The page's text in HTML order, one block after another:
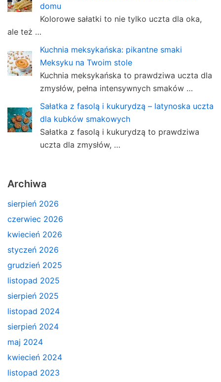
domu
Kolorowe sałatki to nie tylko uczta dla oka,
ale też …
Kuchnia meksykańska: pikantne smaki
Meksyku na Twoim stole
Kuchnia meksykańska to prawdziwa uczta dla
zmysłów, pełna intensywnych smaków …
Sałatka z fasolą i kukurydzą – latynoska uczta
dla kubków smakowych
Sałatka z fasolą i kukurydzą to prawdziwa
uczta dla zmysłów, …
Archiwa
sierpień 2026
czerwiec 2026
kwiecień 2026
styczeń 2026
grudzień 2025
listopad 2025
sierpień 2025
listopad 2024
sierpień 2024
maj 2024
kwiecień 2024
listopad 2023